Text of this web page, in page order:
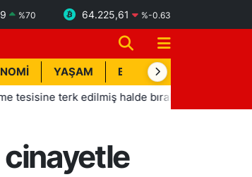
%70 64.225,61 %-0.63
YAŞAM BİK İLAN
terk edilmiş halde bırakılan otomobildeki 3
cinayetle